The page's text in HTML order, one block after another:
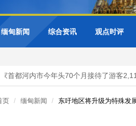
缅甸新闻 综合资讯 观点时评
都河内市今年头70个月接待了游客2,116
页 缅甸新闻 东吁地区将升级为特殊发